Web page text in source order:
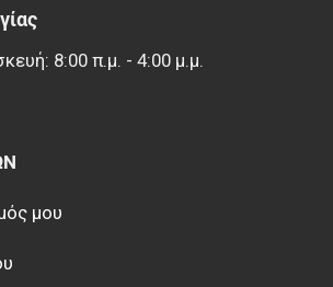
8:00 π.μ. - 4:00 μ.μ.
μου